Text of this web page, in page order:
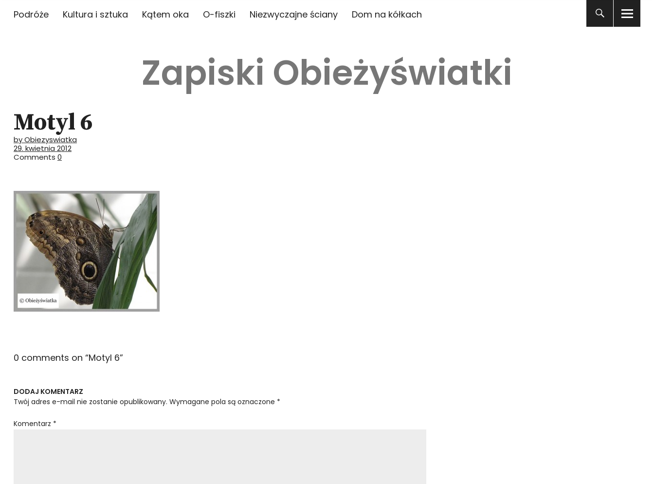
Podróże Kultura i sztuka Kątem oka O-fiszki Niezwyczajne ściany Dom na kółkach
Zapiski Obieżyświatki
Motyl 6
by Obiezyswiatka
29. kwietnia 2012
Comments 0
0 comments on “Motyl 6”
DODAJ KOMENTARZ
Twój adres e-mail nie zostanie opublikowany. Wymagane pola są oznaczone *
Komentarz *